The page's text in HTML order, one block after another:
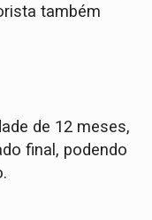
também
de 12 meses,
final, podendo